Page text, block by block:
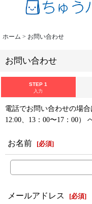
ホーム > お問い合わせ
お問い合わせ
STEP 1
入力
電話でお問い合わせの場合
12:00、13：00〜17：00）
お名前 [必須]
メールアドレス [必須]